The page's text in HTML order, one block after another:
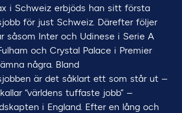
i Schweiz erbjöds han sitt första
för just Schweiz. Därefter följer
såsom Inter och Udinese i Serie A
och Crystal Palace i Premier
några. Bland
är det såklart ett som står ut –
“världens tuffaste jobb” –
i England. Efter en lång och